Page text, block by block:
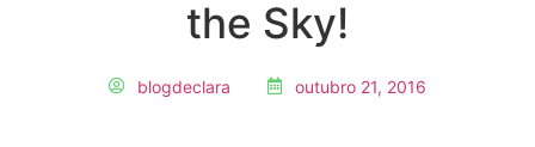
the Sky!
blogdeclara outubro 21, 2016